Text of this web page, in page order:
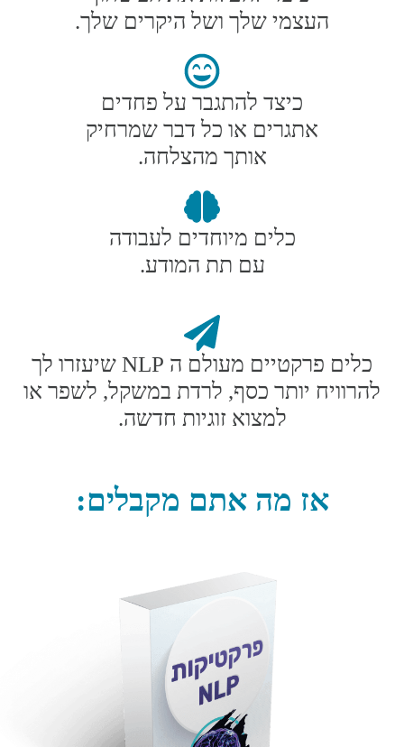
העצמי שלך ושל היקרים שלך.
כיצד להתגבר על פחדים
אתגרים או כל דבר שמרחיק
אותך מהצלחה.
כלים מיוחדים לעבודה
עם תת המודע.
כלים פרקטיים מעולם ה NLP שיעזרו לך
להרוויח יותר כסף, לרדת במשקל, לשפר או
למצוא זוגיות חדשה.
אז מה אתם מקבלים: